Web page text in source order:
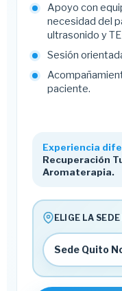
Apoyo con
necesidad del
ultrasonido y
Sesión
paciente.
Experiencia
Recuperación
Aromaterapia.
ELIGE LA